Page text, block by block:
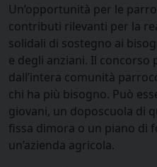
Un’opportunità per le
contributi rilevanti per la
solidali di sostegno ai
e degli anziani. Il concorso
dall’intera comunità
chi ha più bisogno. Può
giovani, un doposcuola di
fissa dimora o un piano di
un’azienda agricola.